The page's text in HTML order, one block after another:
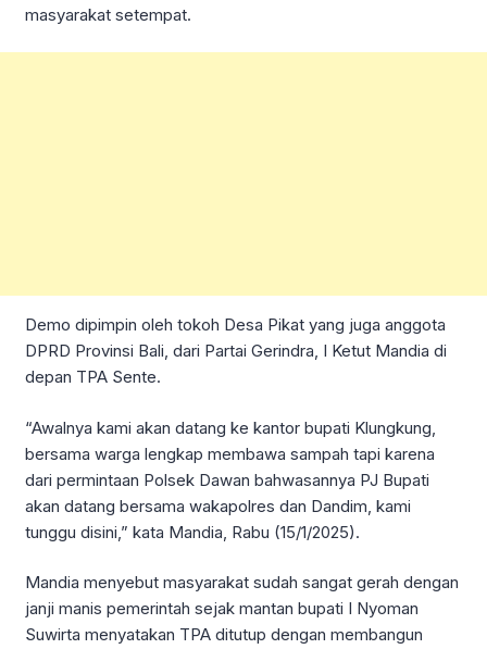
masyarakat setempat.
Demo dipimpin oleh tokoh Desa Pikat yang juga anggota
DPRD Provinsi Bali, dari Partai Gerindra, I Ketut Mandia di
depan TPA Sente.
“Awalnya kami akan datang ke kantor bupati Klungkung,
bersama warga lengkap membawa sampah tapi karena
dari permintaan Polsek Dawan bahwasannya PJ Bupati
akan datang bersama wakapolres dan Dandim, kami
tunggu disini,” kata Mandia, Rabu (15/1/2025).
Mandia menyebut masyarakat sudah sangat gerah dengan
janji manis pemerintah sejak mantan bupati I Nyoman
Suwirta menyatakan TPA ditutup dengan membangun